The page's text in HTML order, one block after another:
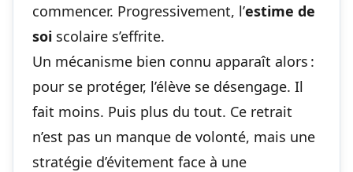
commencer. Progressivement, l’estime de
soi scolaire s’effrite.
Un mécanisme bien connu apparaît alors :
pour se protéger, l’élève se désengage. Il
fait moins. Puis plus du tout. Ce retrait
n’est pas un manque de volonté, mais une
stratégie d’évitement face à une